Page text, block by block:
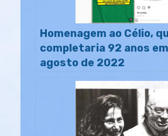
Homenagem ao Célio,
completaria 92 anos
agosto de 2022